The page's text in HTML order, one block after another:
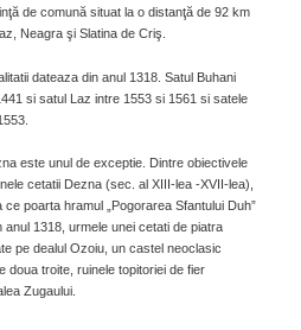
de comună situat la o distanţă de 92 km
Neagra şi Slatina de Criş.
dateaza din anul 1318. Satul Buhani
si satul Laz intre 1553 si 1561 si satele
este unul de exceptie. Dintre obiectivele
cetatii Dezna (sec. al XIII-lea -XVII-lea),
poarta hramul „Pogorarea Sfantului Duh”
1318, urmele unei cetati de piatra
pe dealul Ozoiu, un castel neoclasic
doua troite, ruinele topitoriei de fier
Zugaului.